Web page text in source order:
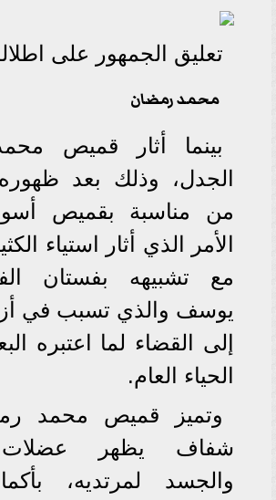
تعليق الجمهور على
محمد رمضان
بينما أثار قميص
الجدل، وذلك بعد
من مناسبة بقميص
الأمر الذي أثار استياء
مع تشبيهه بفستان
يوسف والذي تسبب في
إلى القضاء لما اعتبره
الحياء العام.
وتميز قميص محمد
شفاف يظهر
والجسد لمرتديه،